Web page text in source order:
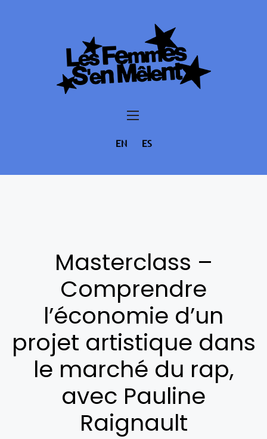
EN ES
Masterclass –
Comprendre
l’économie d’un
projet artistique dans
le marché du rap,
avec Pauline
Raignault